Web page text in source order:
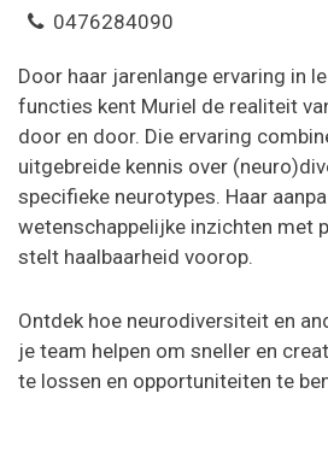
0476284090
Door haar jarenlange ervaring in
functies kent Muriel de realiteit
door en door. Die ervaring
uitgebreide kennis over
specifieke neurotypes. Haar
wetenschappelijke inzichten met
stelt haalbaarheid voorop.
Ontdek hoe neurodiversiteit en
je team helpen om sneller en
te lossen en opportuniteiten te